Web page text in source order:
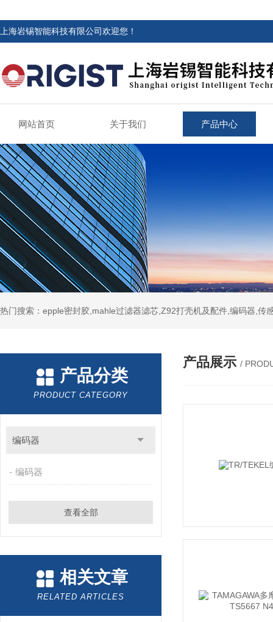
上海岩锡智能科技有限公司欢迎您！
网站首页 关于我们 产品中心
热门搜索：epple密封胶,mahle过滤器滤芯,Z92打壳机及配件,编码器,传
产品分类
PRODUCT CATEGORY
编码器
编码器
查看全部
相关文章
RELATED ARTICLES
产品展示 /